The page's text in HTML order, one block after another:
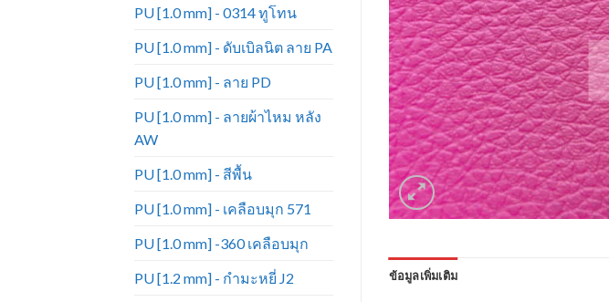
PU [1.0 mm] - 0314 ทูโทน
PU [1.0 mm] - ดับเบิลนิต ลาย PA
PU [1.0 mm] - ลาย PD
PU [1.0 mm] - ลายผ้าไหม หลัง
AW
PU [1.0 mm] - สีพื้น
PU [1.0 mm] - เคลือบมุก 571
PU [1.0 mm] -360 เคลือบมุก
PU [1.2 mm] - กำมะหยี่ J2
ข้อมูลเพิ่มเติม